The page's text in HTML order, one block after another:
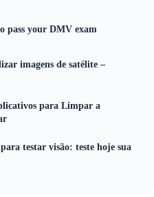
pass your DMV exam
imagens de satélite –
para Limpar a
testar visão: teste hoje sua